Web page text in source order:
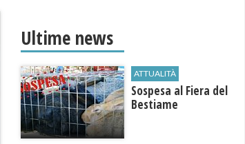
Ultime news
ATTUALITÀ
Sospesa al Fiera del
Bestiame